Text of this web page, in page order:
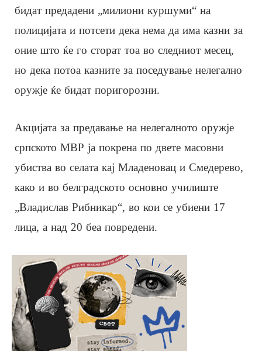
бидат предадени „милиони куршуми“ на
полицијата и потсети дека нема да има казни за
оние што ќе го сторат тоа во следниот месец,
но дека потоа казните за поседување нелегално
оружје ќе бидат поригорозни.
Акцијата за предавање на нелегалното оружје
српското МВР ја покрена по двете масовни
убиства во селата кај Младеновац и Смедерево,
како и во белградското основно училиште
„Владислав Рибникар“, во кои се убиени 17
лица, а над 20 беа повредени.